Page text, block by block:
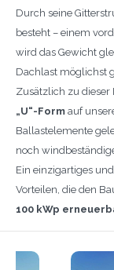
Durch seine
besteht – einem
wird das Gewicht
Dachlast möglichst
Zusätzlich zu
„U“-Form auf
Ballastelemente
noch
Ein einzigartiges
Vorteilen, die den
100 kWp